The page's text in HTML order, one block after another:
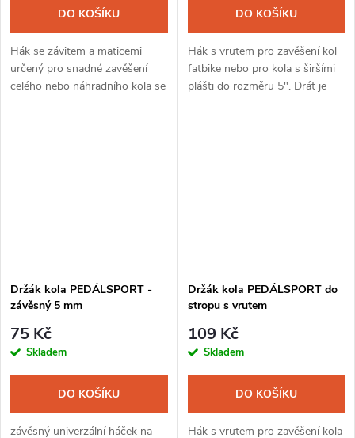
DO KOŠÍKU
Hák se závitem a maticemi
určený pro snadné zavěšení
celého nebo náhradního kola se
širším ráfkem na konzolu apod.
DO KOŠÍKU
Hák s vrutem pro zavěšení kol
fatbike nebo pro kola s širšími
plášti do rozměru 5". Drát je
pozinkovaný a potažený
Držák kola PEDÁLSPORT -
závěsný 5 mm
75 Kč
Skladem
DO KOŠÍKU
závěsný univerzální háček na
Držák kola PEDÁLSPORT do
stropu s vrutem
109 Kč
Skladem
DO KOŠÍKU
Hák s vrutem pro zavěšení kola